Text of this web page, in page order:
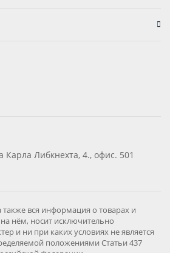
Карла Либкнехта, 4., офис. 501
вся информация о товарах и
нём, носит исключительно
и ни при каких условиях не является
положениями Статьи 437